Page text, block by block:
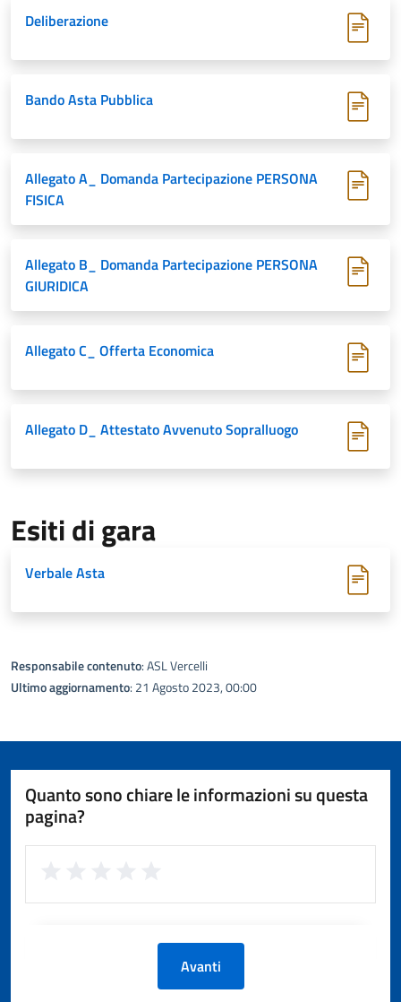
Deliberazione
Bando Asta Pubblica
Allegato A_ Domanda Partecipazione PERSONA
FISICA
Allegato B_ Domanda Partecipazione PERSONA
GIURIDICA
Allegato C_ Offerta Economica
Allegato D_ Attestato Avvenuto Sopralluogo
Esiti di gara
Verbale Asta
Responsabile contenuto: ASL Vercelli
Ultimo aggiornamento: 21 Agosto 2023, 00:00
Quanto sono chiare le informazioni su questa
pagina?
Avanti